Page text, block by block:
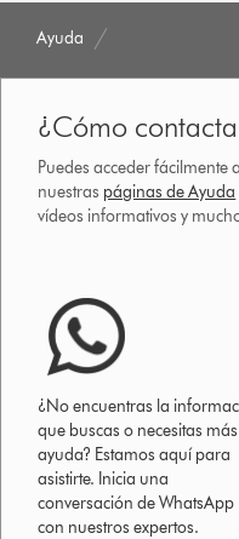
Ayuda
¿Cómo
Puedes acceder fácilmente
nuestras páginas de Ayuda
vídeos informativos y
¿No encuentras la
que buscas o necesitas más
ayuda? Estamos aquí para
asistirte. Inicia una
conversación de WhatsApp
con nuestros expertos.